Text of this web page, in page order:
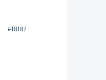
#18187